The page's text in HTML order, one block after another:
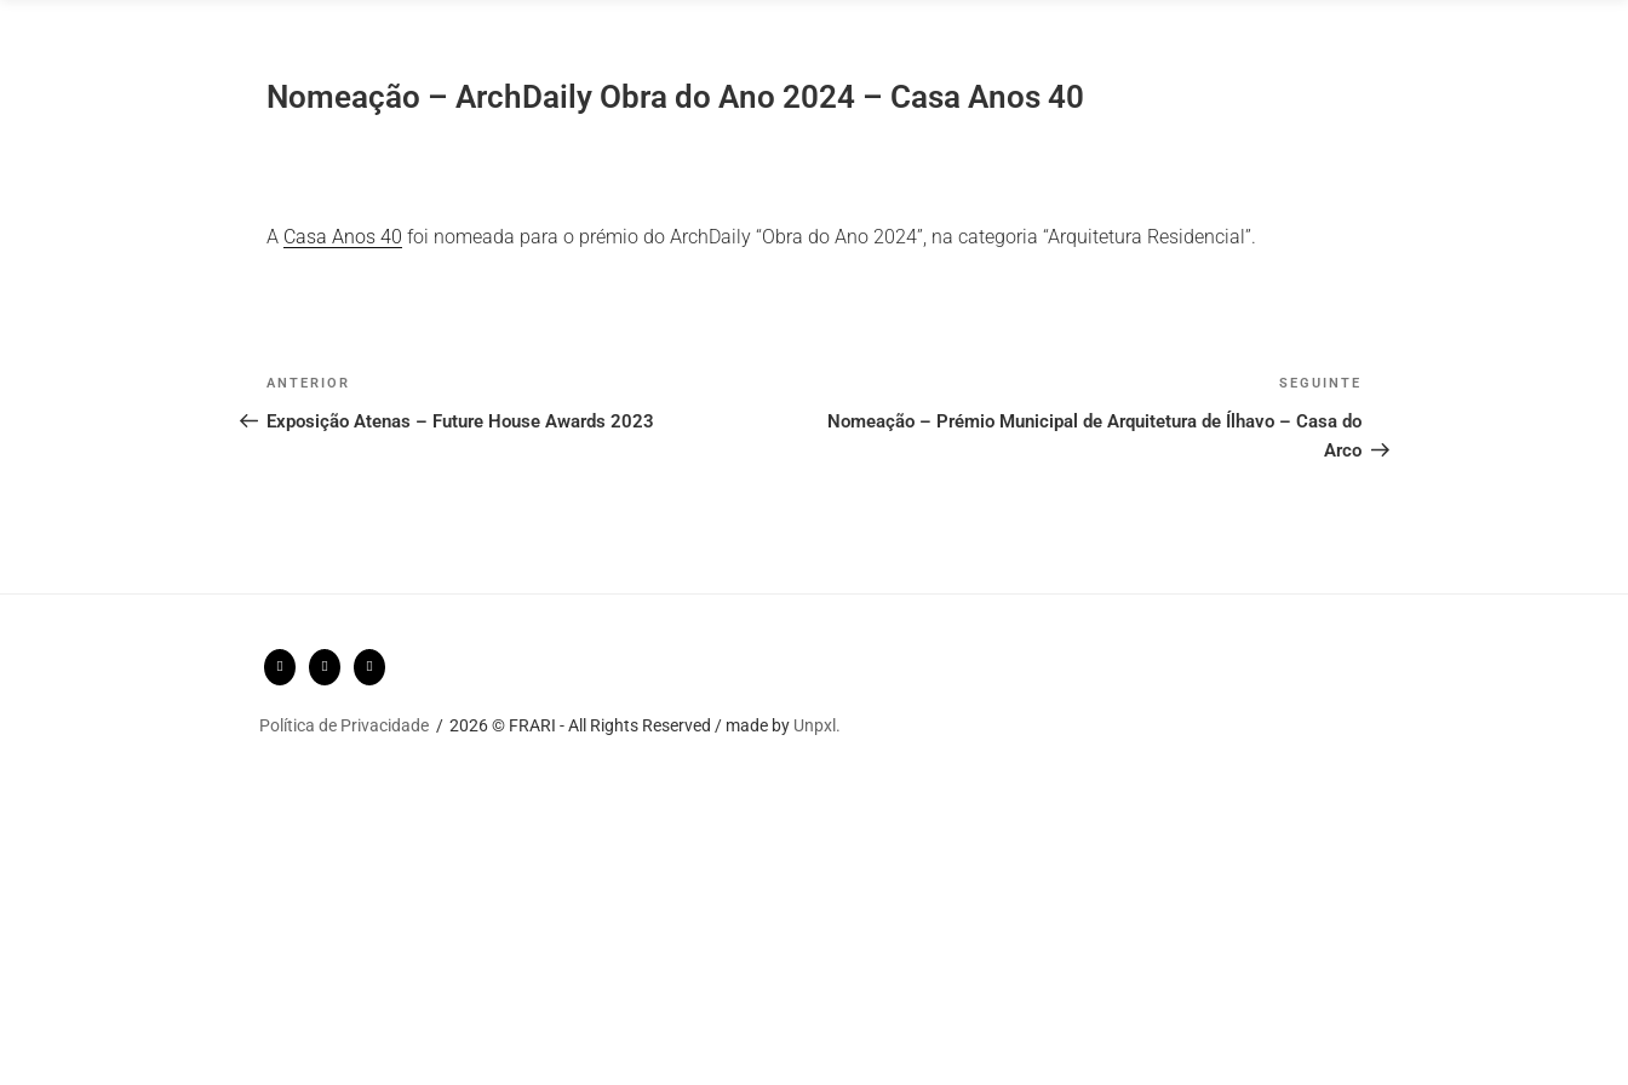
Nomeação – ArchDaily Obra do Ano 2024 – Casa Anos 40
A Casa Anos 40 foi nomeada para o prémio do ArchDaily “Obra do Ano 2024”, na categoria “Arquitetura Residencial”.
Post
navigation
Conteúdo
anterior
ANTERIOR
Exposição Atenas – Future House Awards 2023
seguinte
SEGUINTE
Nomeação – Prémio Municipal de Arquitetura de Ílhavo – Casa do
Arco
Política de Privacidade 2026 © FRARI - All Rights Reserved / made by Unpxl.